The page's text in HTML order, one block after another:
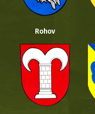
Rohov